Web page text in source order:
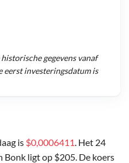
is $0,0006411. Het 24
Bonk ligt op $205. De koers
gegevens vanaf
eerst investeringsdatum is